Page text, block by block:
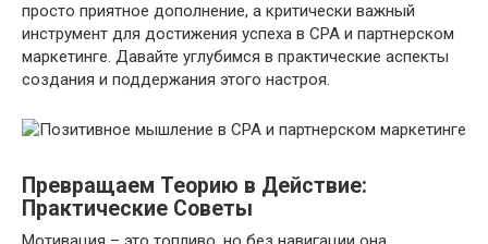
просто приятное дополнение, а критически важный
инструмент для достижения успеха в CPA и партнерском
маркетинге. Давайте углубимся в практические аспекты
создания и поддержания этого настроя.
Превращаем Теорию в Действие:
Практические Советы